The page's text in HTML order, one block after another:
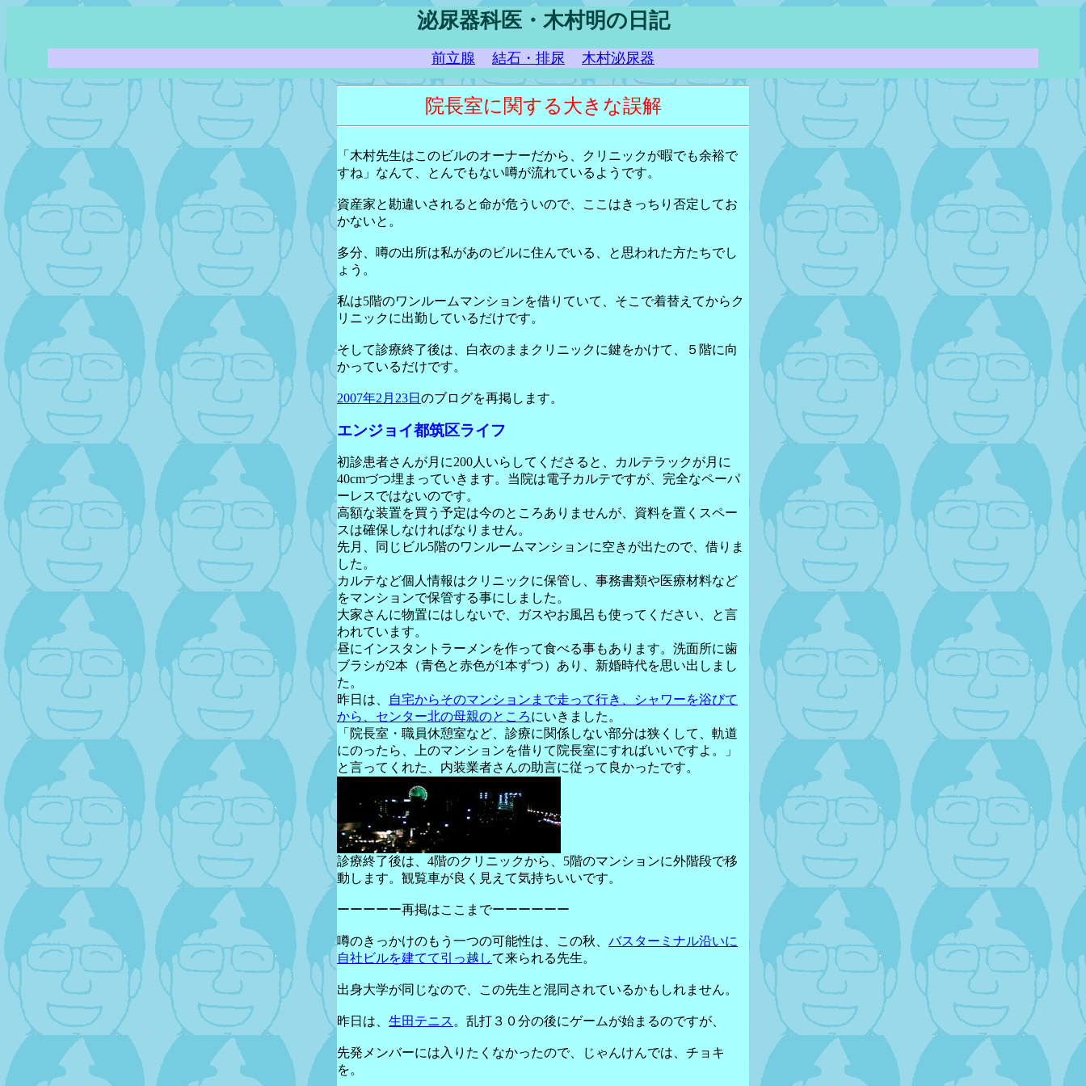
泌尿器科医・木村明の日記
前立腺 結石・排尿 木村泌尿器
院長室に関する大きな誤解
「木村先生はこのビルのオーナーだから、クリニックが暇でも余裕で
すね」なんて、とんでもない噂が流れているようです。
資産家と勘違いされると命が危ういので、ここはきっちり否定してお
かないと。
多分、噂の出所は私があのビルに住んでいる、と思われた方たちでし
ょう。
私は5階のワンルームマンションを借りていて、そこで着替えてからク
リニックに出勤しているだけです。
そして診療終了後は、白衣のままクリニックに鍵をかけて、５階に向
かっているだけです。
2007年2月23日 のブログを再掲します。
エンジョイ都筑区ライフ
初診患者さんが月に200人いらしてくださると、カルテラックが月に
40cmづつ埋まっていきます。当院は電子カルテですが、完全なペーパ
ーレスではないのです。
高額な装置を買う予定は今のところありませんが、資料を置くスペー
スは確保しなければなりません。
先月、同じビル5階のワンルームマンションに空きが出たので、借りま
した。
カルテなど個人情報はクリニックに保管し、事務書類や医療材料など
をマンションで保管する事にしました。
大家さんに物置にはしないで、ガスやお風呂も使ってください、と言
われています。
昼にインスタントラーメンを作って食べる事もあります。洗面所に歯
ブラシが2本（青色と赤色が1本ずつ）あり、新婚時代を思い出しまし
た。
昨日は、
自宅からそのマンションまで走って行き、シャワーを浴びて
から、センター北の母親のところにいきました。
「院長室・職員休憩室など、診療に関係しない部分は狭くして、軌道
にのったら、上のマンションを借りて院長室にすればいいですよ。」
と言ってくれた、内装業者さんの助言に従って良かったです。
診療終了後は、4階のクリニックから、5階のマンションに外階段で移
動します。観覧車が良く見えて気持ちいいです。
ーーーーー再掲はここまでーーーーーー
噂のきっかけのもう一つの可能性は、この秋、 バスターミナル沿いに
自社ビルを建てて引っ越して来られる先生。
出身大学が同じなので、この先生と混同されているかもしれません。
昨日は、 生田テニス 。乱打３０分の後にゲームが始まるのですが、
先発メンバーには入りたくなかったので、じゃんけんでは、チョキ
を。